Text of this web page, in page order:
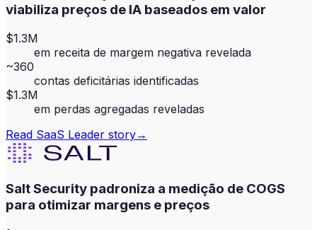
viabiliza preços de IA baseados em valor
$1.3M
em receita de margem negativa revelada
~360
contas deficitárias identificadas
$1.3M
em perdas agregadas reveladas
Read SaaS Leader story→
Salt Security padroniza a medição de COGS
para otimizar margens e preços